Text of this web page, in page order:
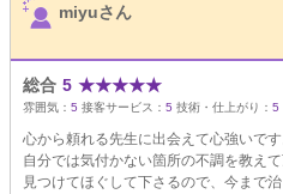
miyuさん
総合 5 ★★★★★
雰囲気： 5 接客サービス： 5 技術・仕上がり： 5
心から頼れる先生に出会えて心強いです
自分では気付かない箇所の不調を教え
見つけてほぐして下さるので、今まで